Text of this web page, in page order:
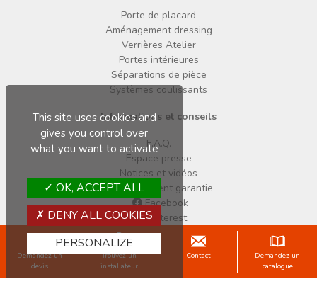
Demandez un
devis
Trouvez un
installateur
Contact
Demandez un
catalogue
Porte de placard
Aménagement dressing
Verrières Atelier
Portes intérieures
Séparations de pièce
Systèmes coulissants
Informations et conseils
F.A.Q.
Espace presse
Notices et vidéos
Enregistrement garantie
Facebook
Pinterest
Instagram
Copyright © 2026 Sogal
Mentions légales
Données personnelles Cookies
This site uses cookies and
gives you control over
what you want to activate
OK, ACCEPT ALL
DENY ALL COOKIES
PERSONALIZE